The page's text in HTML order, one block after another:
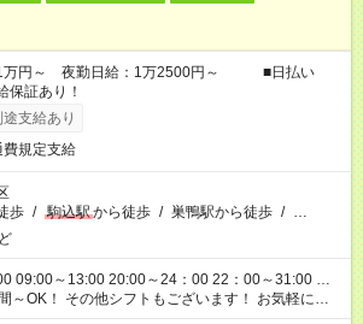
1万円～ 夜勤日給：1万2500円～ ■日払い
証あり！
支給あり
費規定支給
歩 / 駒込駅から徒歩 / 巣鴨駅から徒歩 / …
09:00～13:00 20:00～24：00 22：00～31:00 …
ざいます！ お気軽にご
！